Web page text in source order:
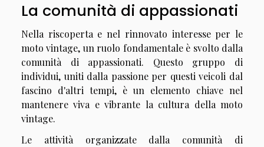
La comunità di appassionati
Nella riscoperta e nel rinnovato interesse per le
moto vintage, un ruolo fondamentale è svolto dalla
comunità di appassionati. Questo gruppo di
individui, uniti dalla passione per questi veicoli dal
fascino d'altri tempi, è un elemento chiave nel
mantenere viva e vibrante la cultura della moto
vintage.
Le attività organizzate dalla comunità di